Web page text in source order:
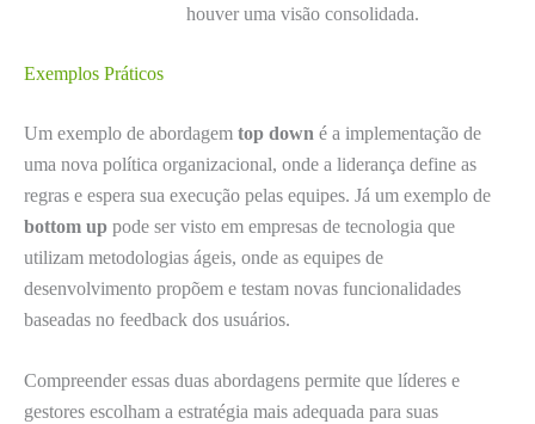
houver uma visão consolidada.
Exemplos Práticos
Um exemplo de abordagem top down é a implementação de
uma nova política organizacional, onde a liderança define as
regras e espera sua execução pelas equipes. Já um exemplo de
bottom up pode ser visto em empresas de tecnologia que
utilizam metodologias ágeis, onde as equipes de
desenvolvimento propõem e testam novas funcionalidades
baseadas no feedback dos usuários.
Compreender essas duas abordagens permite que líderes e
gestores escolham a estratégia mais adequada para suas